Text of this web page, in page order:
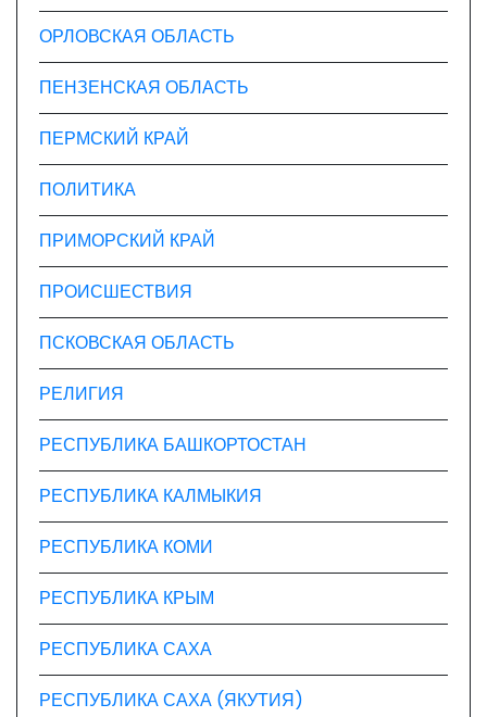
ОРЛОВСКАЯ ОБЛАСТЬ
ПЕНЗЕНСКАЯ ОБЛАСТЬ
ПЕРМСКИЙ КРАЙ
ПОЛИТИКА
ПРИМОРСКИЙ КРАЙ
ПРОИСШЕСТВИЯ
ПСКОВСКАЯ ОБЛАСТЬ
РЕЛИГИЯ
РЕСПУБЛИКА БАШКОРТОСТАН
РЕСПУБЛИКА КАЛМЫКИЯ
РЕСПУБЛИКА КОМИ
РЕСПУБЛИКА КРЫМ
РЕСПУБЛИКА САХА
РЕСПУБЛИКА САХА (ЯКУТИЯ)